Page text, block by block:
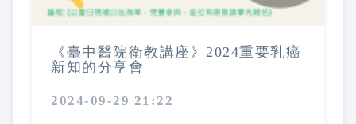
《臺中醫院衛教講座》2024重要乳癌
新知的分享會
2024-09-29 21:22